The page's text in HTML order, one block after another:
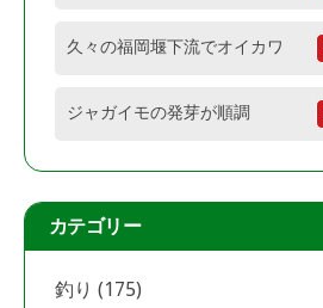
久々の福岡堰下流でオイカワ
ジャガイモの発芽が順調
カテゴリー
釣り (175)